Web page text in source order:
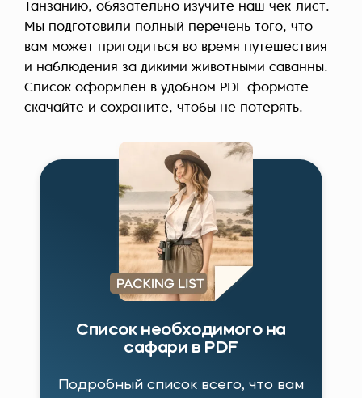
Танзанию, обязательно изучите наш чек-лист.
Мы подготовили полный перечень того, что
вам может пригодиться во время путешествия
и наблюдения за дикими животными саванны.
Список оформлен в удобном PDF-формате —
скачайте и сохраните, чтобы не потерять.
Список необходимого на
сафари в PDF
Подробный список всего, что вам